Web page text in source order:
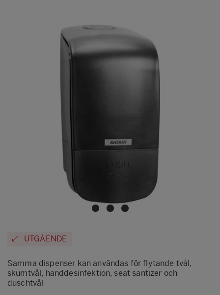
UTGÅENDE
Samma dispenser kan användas för flytande tvål,
skumtvål, handdesinfektion, seat santizer och
duschtvål